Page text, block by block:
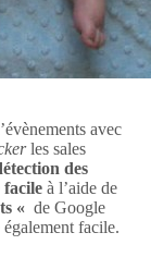
avec
les sales
des
facile à l’aide de
« de Google
facile.